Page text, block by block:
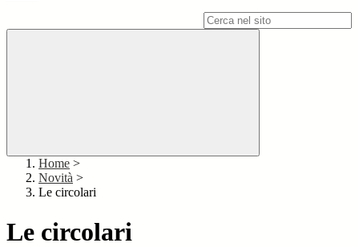
Home >
Novità >
Le circolari
Le circolari